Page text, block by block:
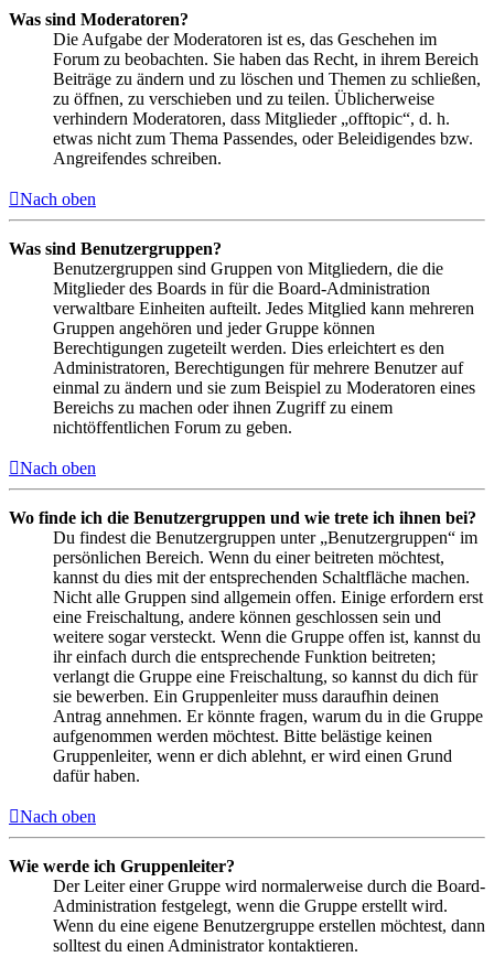
Was sind Moderatoren?
Die Aufgabe der Moderatoren ist es, das Geschehen im
Forum zu beobachten. Sie haben das Recht, in ihrem Bereich
Beiträge zu ändern und zu löschen und Themen zu schließen,
zu öffnen, zu verschieben und zu teilen. Üblicherweise
verhindern Moderatoren, dass Mitglieder „offtopic“, d. h.
etwas nicht zum Thema Passendes, oder Beleidigendes bzw.
Angreifendes schreiben.
Nach oben
Was sind Benutzergruppen?
Benutzergruppen sind Gruppen von Mitgliedern, die die
Mitglieder des Boards in für die Board-Administration
verwaltbare Einheiten aufteilt. Jedes Mitglied kann mehreren
Gruppen angehören und jeder Gruppe können
Berechtigungen zugeteilt werden. Dies erleichtert es den
Administratoren, Berechtigungen für mehrere Benutzer auf
einmal zu ändern und sie zum Beispiel zu Moderatoren eines
Bereichs zu machen oder ihnen Zugriff zu einem
nichtöffentlichen Forum zu geben.
Nach oben
Wo finde ich die Benutzergruppen und wie trete ich ihnen bei?
Du findest die Benutzergruppen unter „Benutzergruppen“ im
persönlichen Bereich. Wenn du einer beitreten möchtest,
kannst du dies mit der entsprechenden Schaltfläche machen.
Nicht alle Gruppen sind allgemein offen. Einige erfordern erst
eine Freischaltung, andere können geschlossen sein und
weitere sogar versteckt. Wenn die Gruppe offen ist, kannst du
ihr einfach durch die entsprechende Funktion beitreten;
verlangt die Gruppe eine Freischaltung, so kannst du dich für
sie bewerben. Ein Gruppenleiter muss daraufhin deinen
Antrag annehmen. Er könnte fragen, warum du in die Gruppe
aufgenommen werden möchtest. Bitte belästige keinen
Gruppenleiter, wenn er dich ablehnt, er wird einen Grund
dafür haben.
Nach oben
Wie werde ich Gruppenleiter?
Der Leiter einer Gruppe wird normalerweise durch die Board-
Administration festgelegt, wenn die Gruppe erstellt wird.
Wenn du eine eigene Benutzergruppe erstellen möchtest, dann
solltest du einen Administrator kontaktieren.